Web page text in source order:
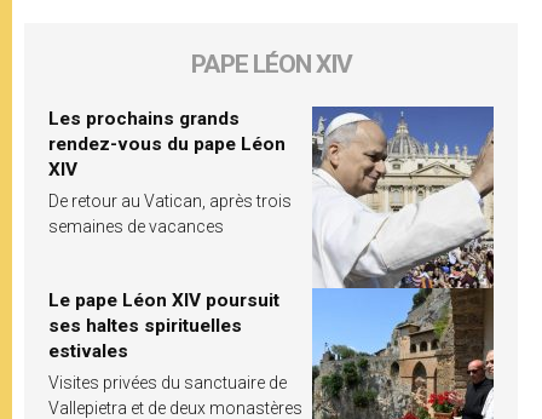
PAPE LÉON XIV
Les prochains grands
rendez-vous du pape Léon
XIV
De retour au Vatican, après trois
semaines de vacances
Le pape Léon XIV poursuit
ses haltes spirituelles
estivales
Visites privées du sanctuaire de
Vallepietra et de deux monastères